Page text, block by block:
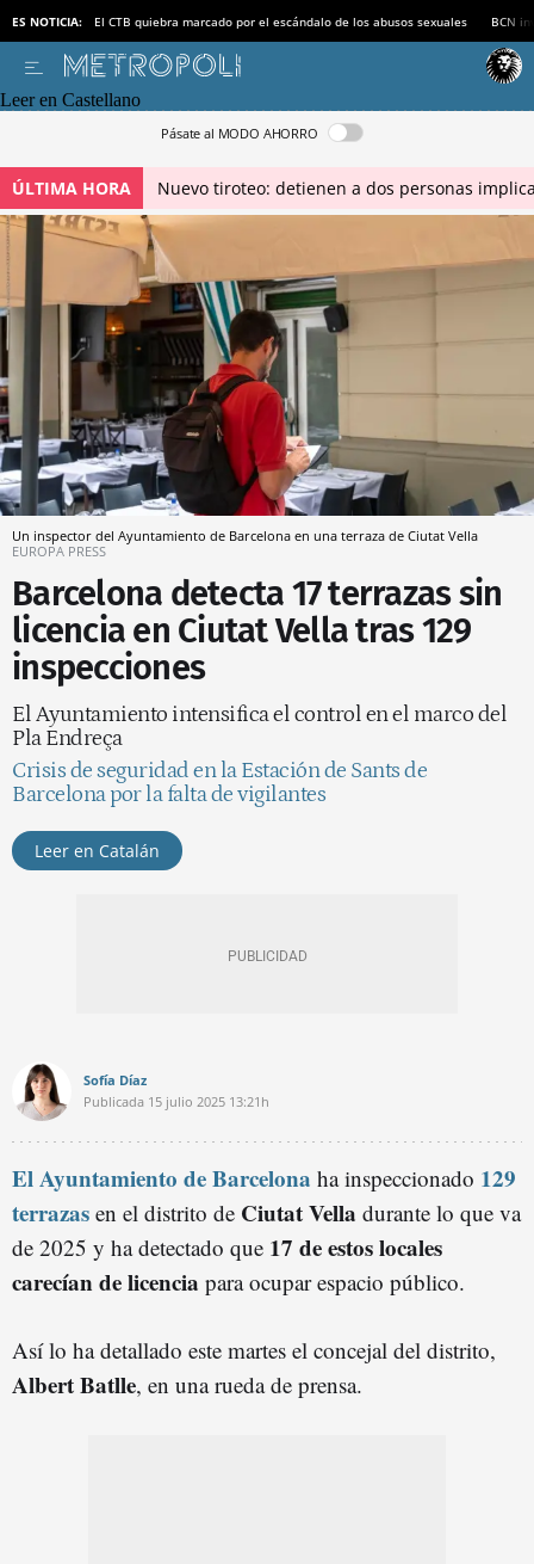
ES NOTICIA: El CTB quiebra marcado por el escándalo de los abusos sexuales BCN
Leer en Castellano
Pásate al MODO AHORRO
ÚLTIMA HORA Nuevo tiroteo: detienen a dos personas
Un inspector del Ayuntamiento de Barcelona en una terraza de Ciutat Vella
EUROPA PRESS
Barcelona detecta 17 terrazas sin
licencia en Ciutat Vella tras 129
inspecciones
El Ayuntamiento intensifica el control en el marco del
Pla Endreça
Crisis de seguridad en la Estación de Sants de
Barcelona por la falta de vigilantes
Leer en Catalán
Sofía Díaz
Publicada 15 julio 2025 13:21h
El Ayuntamiento de Barcelona ha inspeccionado 129
terrazas en el distrito de Ciutat Vella durante lo que va
de 2025 y ha detectado que 17 de estos locales
carecían de licencia para ocupar espacio público.
Así lo ha detallado este martes el concejal del distrito,
Albert Batlle, en una rueda de prensa.